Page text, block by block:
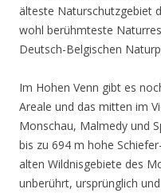
älteste Naturschutzgebiet
wohl berühmteste
Deutsch-Belgischen
Im Hohen Venn gibt es
Areale und das mitten im
Monschau, Malmedy und
bis zu 694 m hohe
alten Wildnisgebiete des
unberührt, ursprünglich